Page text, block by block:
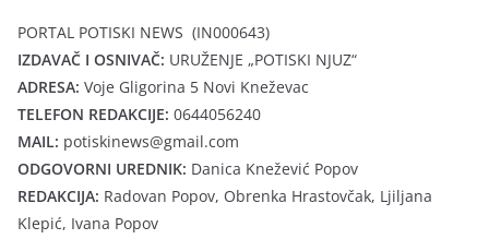
PORTAL POTISKI NEWS (IN000643)
IZDAVAČ I OSNIVAČ: URUŽENJE „POTISKI NJUZ“
ADRESA: Voje Gligorina 5 Novi Kneževac
TELEFON REDAKCIJE: 0644056240
MAIL: potiskinews@gmail.com
ODGOVORNI UREDNIK: Danica Knežević Popov
REDAKCIJA: Radovan Popov, Obrenka Hrastovčak, Ljiljana
Klepić, Ivana Popov